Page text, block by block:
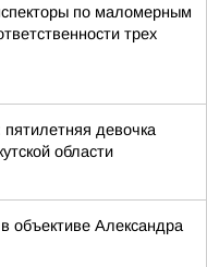
по маломерным
трех
девочка
области
объективе Александра